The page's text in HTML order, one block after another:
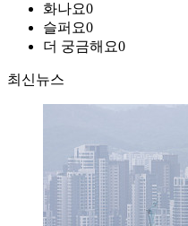
화나요0
슬퍼요0
더 궁금해요0
최신뉴스